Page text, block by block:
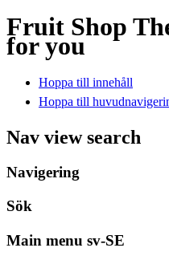
Fruit Shop
for you
Hoppa till innehåll
Hoppa till
Nav view search
Navigering
Sök
Main menu sv-SE